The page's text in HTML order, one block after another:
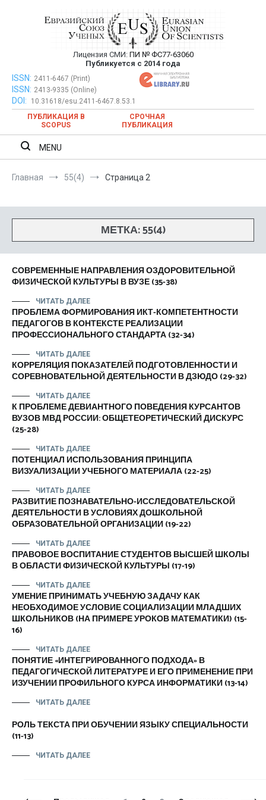
Евразийский Союз Ученых —
публикация научных статей в
ежемесячном научном журнале
Лицензия СМИ: ПИ № ФС77-63060
Публикуется с 2014 года
Евразийский Союз Ученых — публикация научных статей в
ежемесячном научном журнале
ISSN: 2411-6467 (Print)
ISSN: 2413-9335 (Online)
DOI:
10.31618/esu.2411-6467.8.53.1
ПУБЛИКАЦИЯ В
SCOPUS
СРОЧНАЯ
ПУБЛИКАЦИЯ
MENU
Главная 55(4) Страница 2
МЕТКА:55(4)
СОВРЕМЕННЫЕ НАПРАВЛЕНИЯ ОЗДОРОВИТЕЛЬНОЙ
ФИЗИЧЕСКОЙ КУЛЬТУРЫ В ВУЗЕ (35-38)
ЧИТАТЬ ДАЛЕЕ
ПРОБЛЕМА ФОРМИРОВАНИЯ ИКТ-КОМПЕТЕНТНОСТИ
ПЕДАГОГОВ В КОНТЕКСТЕ РЕАЛИЗАЦИИ
ПРОФЕССИОНАЛЬНОГО СТАНДАРТА (32-34)
ЧИТАТЬ ДАЛЕЕ
КОРРЕЛЯЦИЯ ПОКАЗАТЕЛЕЙ ПОДГОТОВЛЕННОСТИ И
СОРЕВНОВАТЕЛЬНОЙ ДЕЯТЕЛЬНОСТИ В ДЗЮДО (29-32)
ЧИТАТЬ ДАЛЕЕ
К ПРОБЛЕМЕ ДЕВИАНТНОГО ПОВЕДЕНИЯ КУРСАНТОВ
ВУЗОВ МВД РОССИИ: ОБЩЕТЕОРЕТИЧЕСКИЙ ДИСКУРС
(25-28)
ЧИТАТЬ ДАЛЕЕ
ПОТЕНЦИАЛ ИСПОЛЬЗОВАНИЯ ПРИНЦИПА
ВИЗУАЛИЗАЦИИ УЧЕБНОГО МАТЕРИАЛА (22-25)
ЧИТАТЬ ДАЛЕЕ
РАЗВИТИЕ ПОЗНАВАТЕЛЬНО-ИССЛЕДОВАТЕЛЬСКОЙ
ДЕЯТЕЛЬНОСТИ В УСЛОВИЯХ ДОШКОЛЬНОЙ
ОБРАЗОВАТЕЛЬНОЙ ОРГАНИЗАЦИИ (19-22)
ЧИТАТЬ ДАЛЕЕ
ПРАВОВОЕ ВОСПИТАНИЕ СТУДЕНТОВ ВЫСШЕЙ ШКОЛЫ
В ОБЛАСТИ ФИЗИЧЕСКОЙ КУЛЬТУРЫ (17-19)
ЧИТАТЬ ДАЛЕЕ
УМЕНИЕ ПРИНИМАТЬ УЧЕБНУЮ ЗАДАЧУ КАК
НЕОБХОДИМОЕ УСЛОВИЕ СОЦИАЛИЗАЦИИ МЛАДШИХ
ШКОЛЬНИКОВ (НА ПРИМЕРЕ УРОКОВ МАТЕМАТИКИ) (15-
16)
ЧИТАТЬ ДАЛЕЕ
ПОНЯТИЕ «ИНТЕГРИРОВАННОГО ПОДХОДА» В
ПЕДАГОГИЧЕСКОЙ ЛИТЕРАТУРЕ И ЕГО ПРИМЕНЕНИЕ ПРИ
ИЗУЧЕНИИ ПРОФИЛЬНОГО КУРСА ИНФОРМАТИКИ (13-14)
ЧИТАТЬ ДАЛЕЕ
РОЛЬ ТЕКСТА ПРИ ОБУЧЕНИИ ЯЗЫКУ СПЕЦИАЛЬНОСТИ
(11-13)
ЧИТАТЬ ДАЛЕЕ